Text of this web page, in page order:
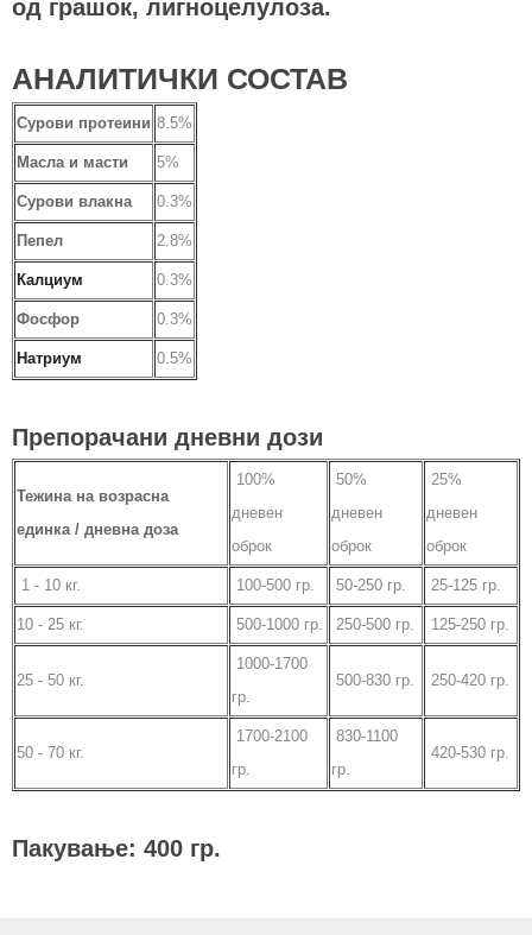
од грашок, лигноцелулоза.
АНАЛИТИЧКИ СОСТАВ
Сурови протеини 8.5%
Масла и масти 5%
Сурови влакна 0.3%
Пепел 2.8%
Калциум 0.3%
Фосфор 0.3%
Натриум 0.5%
Препорачани дневни дози
Тежина на возрасна
единка / дневна доза
100%
дневен
оброк
50%
дневен
оброк
25%
дневен
оброк
1 - 10 кг. 100-500 гр. 50-250 гр. 25-125 гр.
10 - 25 кг. 500-1000 гр. 250-500 гр. 125-250 гр.
25 - 50 кг.
1000-1700
гр.
500-830 гр. 250-420 гр.
50 - 70 кг.
1700-2100
гр.
830-1100
гр.
420-530 гр.
Пакување: 400 гр.